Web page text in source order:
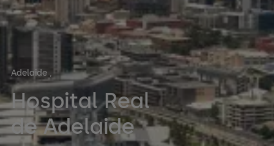
Adelaide ,
Hospital Real
de Adelaide